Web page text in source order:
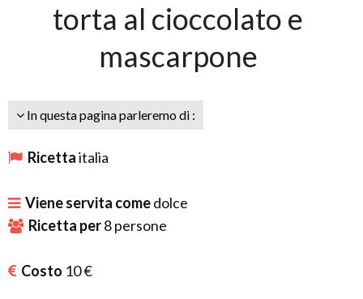
torta al cioccolato e
mascarpone
In questa pagina parleremo di :
Ricettaitalia
Viene servita comedolce
Ricetta per8persone
Costo 10 €